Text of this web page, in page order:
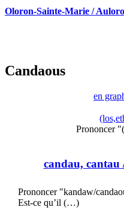
Oloron-Sainte-Marie /
Candaous
en
Prononcer
candau, cantau
Prononcer "kandaw/
Est-ce qu’il (…)